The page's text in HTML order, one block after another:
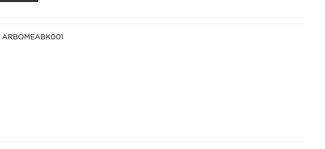
ARBOMEABK001